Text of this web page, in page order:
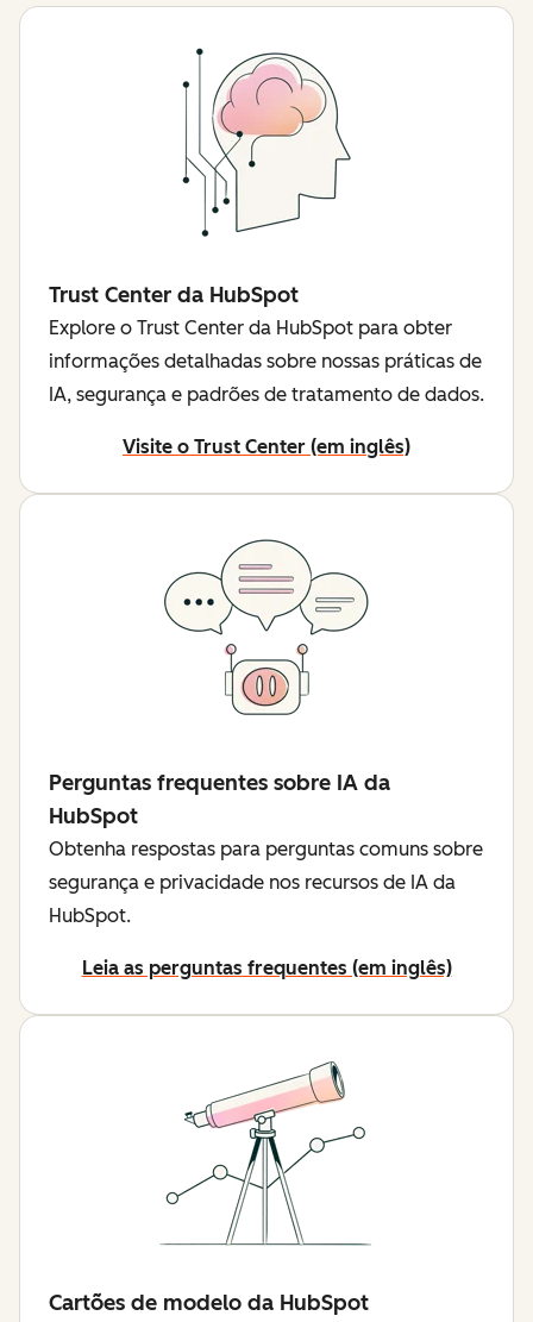
Trust Center da HubSpot
Explore o Trust Center da HubSpot para obter
informações detalhadas sobre nossas práticas de
IA, segurança e padrões de tratamento de dados.
Visite o Trust Center (em inglês)
Perguntas frequentes sobre IA da
HubSpot
Obtenha respostas para perguntas comuns sobre
segurança e privacidade nos recursos de IA da
HubSpot.
Leia as perguntas frequentes (em inglês)
Cartões de modelo da HubSpot